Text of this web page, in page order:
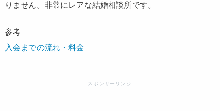
りません。非常にレアな結婚相談所です。
参考
入会までの流れ・料金